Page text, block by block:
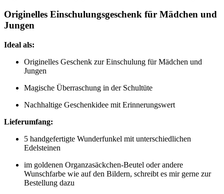
Originelles Einschulungsgeschenk für Mädchen und
Jungen
Ideal als:
Originelles Geschenk zur Einschulung für Mädchen und
Jungen
Magische Überraschung in der Schultüte
Nachhaltige Geschenkidee mit Erinnerungswert
Lieferumfang:
5 handgefertigte Wunderfunkel mit unterschiedlichen
Edelsteinen
im goldenen Organzasäckchen-Beutel oder andere
Wunschfarbe wie auf den Bildern, schreibt es mir gerne zur
Bestellung dazu